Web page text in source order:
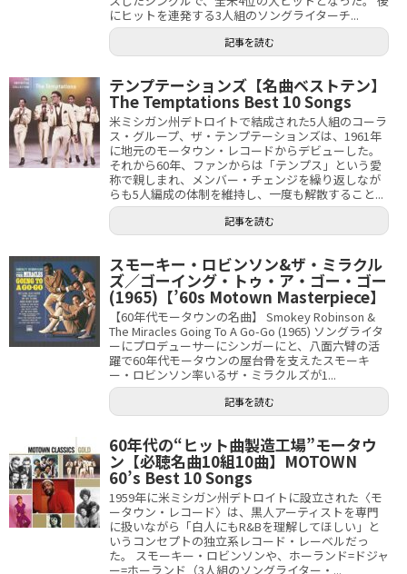
にヒットを連発する3人組のソングライターチ...
記事を読む
テンプテーションズ【名曲ベストテン】
The Temptations Best 10 Songs
米ミシガン州デトロイトで結成された5人組のコーラ
ス・グループ、ザ・テンプテーションズは、1961年
に地元のモータウン・レコードからデビューした。
それから60年、ファンからは「テンプス」という愛
称で親しまれ、メンバー・チェンジを繰り返しなが
らも5人編成の体制を維持し、一度も解散すること...
記事を読む
スモーキー・ロビンソン&ザ・ミラクル
ズ／ゴーイング・トゥ・ア・ゴー・ゴー
(1965)【’60s Motown Masterpiece】
【60年代モータウンの名曲】 Smokey Robinson &
The Miracles Going To A Go-Go (1965) ソングライタ
ーにプロデューサーにシンガーにと、八面六臂の活
躍で60年代モータウンの屋台骨を支えたスモーキ
ー・ロビンソン率いるザ・ミラクルズが1...
記事を読む
60年代の“ヒット曲製造工場”モータウ
ン【必聴名曲10組10曲】MOTOWN
60’s Best 10 Songs
1959年に米ミシガン州デトロイトに設立された〈モ
ータウン・レコード〉は、黒人アーティストを専門
に扱いながら「白人にもR&Bを理解してほしい」と
いうコンセプトの独立系レコード・レーベルだっ
た。 スモーキー・ロビンソンや、ホーランド=ドジャ
ー=ホーランド（3人組のソングライター・...